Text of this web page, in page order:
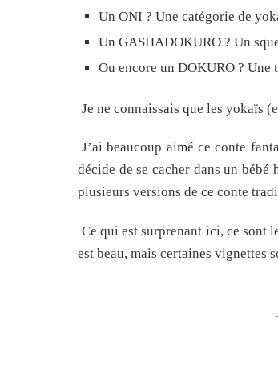
Un ONI ? Une catégorie de
Un GASHADOKURO ? Un
Ou encore un DOKURO ? Une
Je ne connaissais que les yokaïs
J’ai beaucoup aimé ce conte
décide de se cacher dans un
plusieurs versions de ce conte
Ce qui est surprenant ici, ce sont
est beau, mais certaines vignettes